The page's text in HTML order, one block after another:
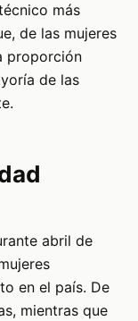
más
de las mujeres
proporción
de las
abril de
en el país. De
mientras que